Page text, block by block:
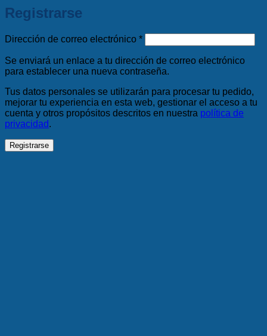
Registrarse
Dirección de correo electrónico *Obligatorio
Se enviará un enlace a tu dirección de correo electrónico
para establecer una nueva contraseña.
Tus datos personales se utilizarán para procesar tu pedido,
mejorar tu experiencia en esta web, gestionar el acceso a tu
cuenta y otros propósitos descritos en nuestra política de
privacidad.
Registrarse